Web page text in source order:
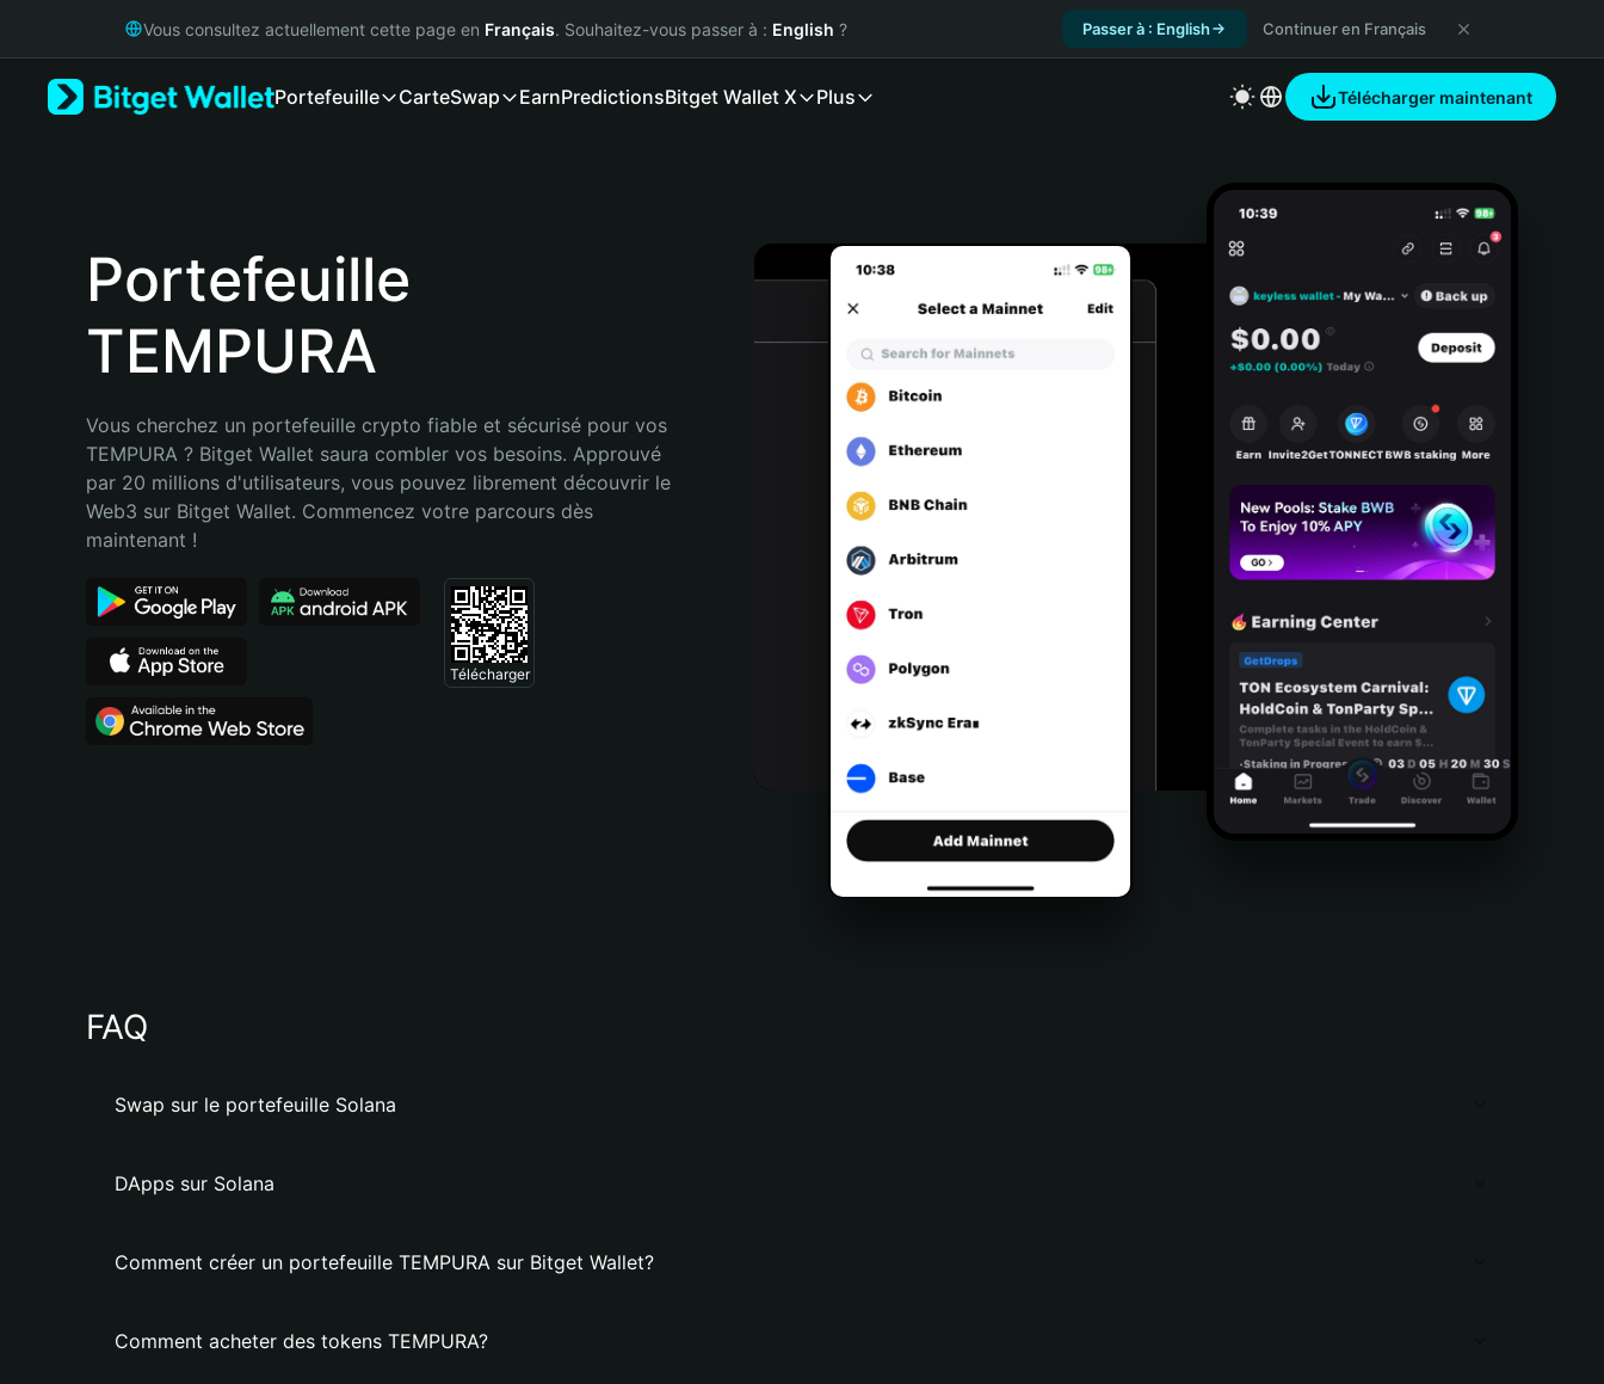
Русский
Português (Portugal)
Bahasa Indonesia
Português (Brasil)
Español (Argentina)
Vous consultez actuellement cette page en Français. Souhaitez-vous passer à : English ? Passer à : English Continuer en Français
Portefeuille CarteSwap EarnPredictionsBitget Wallet X Plus Télécharger maintenant
Portefeuille
TEMPURA
Vous cherchez un portefeuille crypto fiable et sécurisé pour vos
TEMPURA ? Bitget Wallet saura combler vos besoins. Approuvé
par 20 millions d'utilisateurs, vous pouvez librement découvrir le
Web3 sur Bitget Wallet. Commencez votre parcours dès
maintenant !
Télécharger
FAQ
Swap sur le portefeuille Solana
DApps sur Solana
Comment créer un portefeuille TEMPURA sur Bitget Wallet?
Comment acheter des tokens TEMPURA?